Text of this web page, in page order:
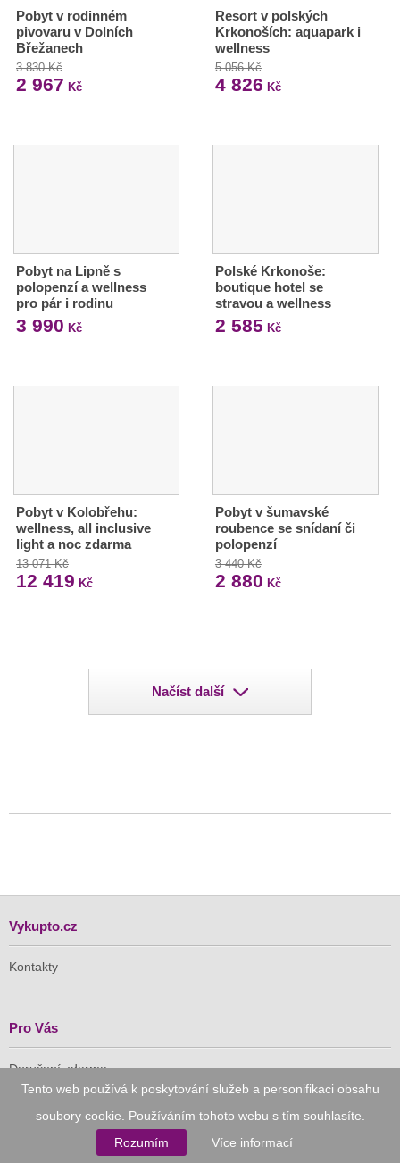
Tento web používá k poskytování služeb a personifikaci obsahu
soubory cookie. Používáním tohoto webu s tím souhlasíte.
Rozumím
Více informací
Pobyt v rodinném
pivovaru v Dolních
Břežanech
3 830 Kč
2 967 Kč
Resort v polských
Krkonoších: aquapark i
wellness
5 056 Kč
4 826 Kč
Pobyt na Lipně s
polopenzí a wellness
pro pár i rodinu
3 990 Kč
Polské Krkonoše:
boutique hotel se
stravou a wellness
2 585 Kč
Pobyt v Kolobřehu:
wellness, all inclusive
light a noc zdarma
13 071 Kč
12 419 Kč
Pobyt v šumavské
roubence se snídaní či
polopenzí
3 440 Kč
2 880 Kč
Načíst další
Vykupto.cz
Kontakty
Pro Vás
Doručení zdarma
Vykupto na Facebooku
Důvěryhodný nákup